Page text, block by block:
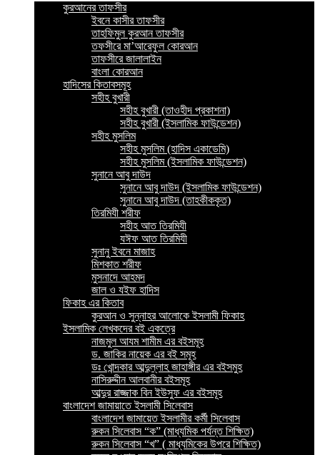
কুরআনের তাফসীর
ইবনে কাসীর তাফসীর
তাহফিমুল কুরআন তাফসীর
তফসীরে মা’আরেফুল কোরআন
তাফসীরে জালালাইন
বাংলা কোরআন
হাদিসের কিতাবসমূহ
সহীহ বুখারী
সহীহ বুখারী (তাওহীদ প্রকাশনা)
সহীহ বুখারী (ইসলামিক ফাউন্ডেশন)
সহীহ মুসলিম
সহীহ মুসলিম (হাদিস একাডেমি)
সহীহ মুসলিম (ইসলামিক ফাউন্ডেশন)
সুনানে আবু দাউদ
সুনানে আবু দাউদ (ইসলামিক ফাউন্ডেশন)
সুনানে আবু দাউদ (তাহকীককৃত)
তিরমিযী শরীফ
সহীহ আত তিরমিযী
যঈফ আত তিরমিযী
সুনানু ইবনে মাজাহ
মিশকাত শরীফ
মুসনাদে আহমদ
জাল ও যইফ হাদিস
ফিকাহ এর কিতাব
কুরআন ও সুন্নাহর আলোকে ইসলামী ফিকাহ
ইসলামিক লেখকদের বই একত্রে
নাজমুল আযম শামীম এর বইসমূহ
ড. জাকির নায়েক এর বই সমূহ
ডঃ খোন্দকার আব্দুল্লাহ জাহাঙ্গীর এর বইসমুহ
নাসিরুদ্দীন আলবানীর বইসমূহ
আব্দুর রাজ্জাক বিন ইউসুফ এর বইসমূহ
বাংলাদেশ জামায়াতে ইসলামী সিলেবাস
বাংলাদেশ জামায়েত ইসলামীর কর্মী সিলেবাস
রুকন সিলেবাস “ক” (মাধ্যমিক পর্যন্ত শিক্ষিত)
রুকন সিলেবাস “খ” ( মাধ্যমিকের উপরে শিক্ষিত)